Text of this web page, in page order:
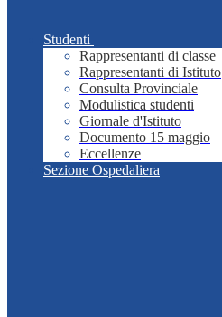
Studenti
Rappresentanti di classe
Rappresentanti di Istituto
Consulta Provinciale
Modulistica studenti
Giornale d'Istituto
Documento 15 maggio
Eccellenze
Sezione Ospedaliera